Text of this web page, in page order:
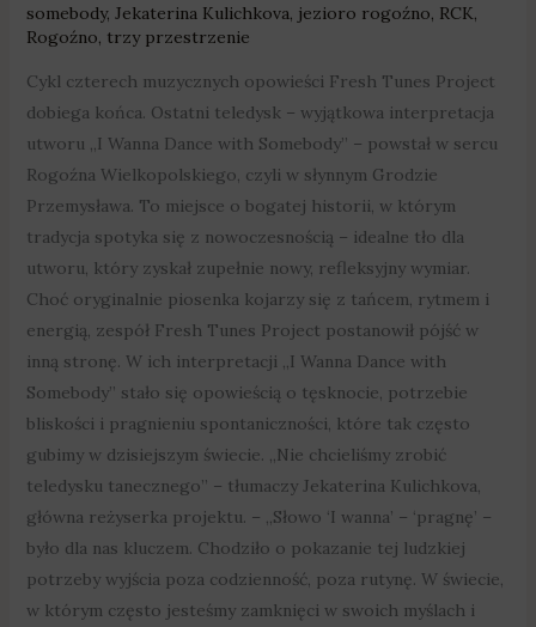
somebody, Jekaterina Kulichkova, jezioro rogoźno, RCK,
Rogoźno, trzy przestrzenie
Cykl czterech muzycznych opowieści Fresh Tunes Project
dobiega końca. Ostatni teledysk – wyjątkowa interpretacja
utworu „I Wanna Dance with Somebody” – powstał w sercu
Rogoźna Wielkopolskiego, czyli w słynnym Grodzie
Przemysława. To miejsce o bogatej historii, w którym
tradycja spotyka się z nowoczesnością – idealne tło dla
utworu, który zyskał zupełnie nowy, refleksyjny wymiar.
Choć oryginalnie piosenka kojarzy się z tańcem, rytmem i
energią, zespół Fresh Tunes Project postanowił pójść w
inną stronę. W ich interpretacji „I Wanna Dance with
Somebody” stało się opowieścią o tęsknocie, potrzebie
bliskości i pragnieniu spontaniczności, które tak często
gubimy w dzisiejszym świecie. „Nie chcieliśmy zrobić
teledysku tanecznego” – tłumaczy Jekaterina Kulichkova,
główna reżyserka projektu. – „Słowo ‘I wanna’ – ‘pragnę’ –
było dla nas kluczem. Chodziło o pokazanie tej ludzkiej
potrzeby wyjścia poza codzienność, poza rutynę. W świecie,
w którym często jesteśmy zamknięci w swoich myślach i